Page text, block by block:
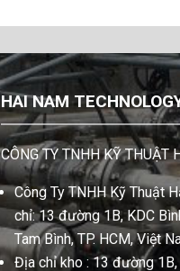
HAI NAM
CÔNG TY TNHH KỸ THUẬT
Công Ty TNHH Kỹ Thuật
chỉ: 13 đường 1B, KDC
Tam Bình, TP. HCM, Việt
Địa chỉ kho : 13 đường 1B,